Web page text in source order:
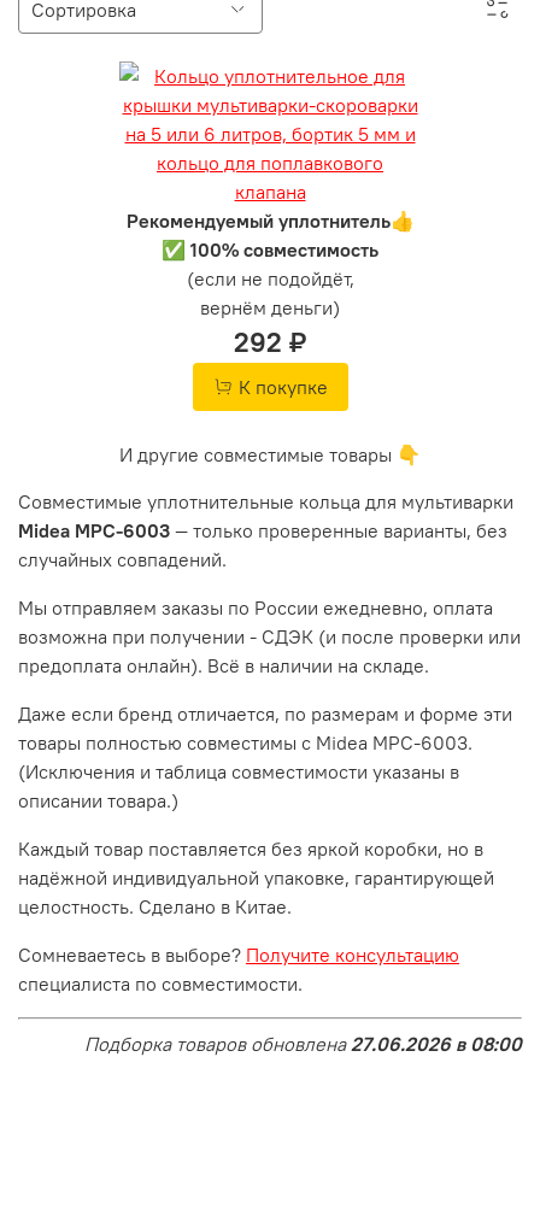
Рекомендуемый уплотнитель👍
✅ 100% совместимость
(если не подойдёт,
вернём деньги)
292 ₽
К покупке
И другие совместимые товары 👇
Совместимые уплотнительные кольца для мультиварки
Midea MPC-6003 — только проверенные варианты, без
случайных совпадений.
Мы отправляем заказы по России ежедневно, оплата
возможна при получении - СДЭК (и после проверки или
предоплата онлайн). Всё в наличии на складе.
Даже если бренд отличается, по размерам и форме эти
товары полностью совместимы с Midea MPC-6003.
(Исключения и таблица совместимости указаны в
описании товара.)
Каждый товар поставляется без яркой коробки, но в
надёжной индивидуальной упаковке, гарантирующей
целостность. Сделано в Китае.
Сомневаетесь в выборе? Получите консультацию
специалиста по совместимости.
Подборка товаров обновлена 27.06.2026 в 08:00